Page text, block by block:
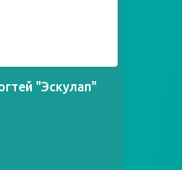
"Эскулап"